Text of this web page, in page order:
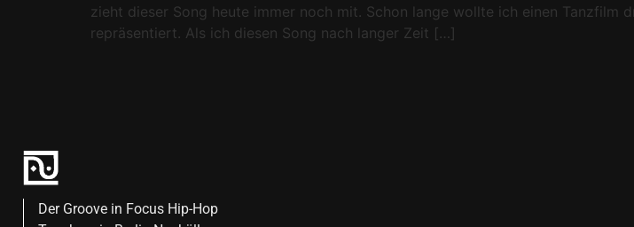
zieht dieser Song heute immer noch mit. Schon lange wollte ich einen Tanzfilm
repräsentiert. Als ich diesen Song nach langer Zeit […]
Der Groove in Focus Hip-Hop